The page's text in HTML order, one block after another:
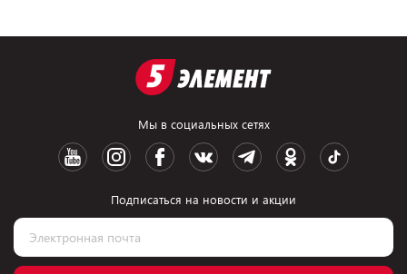
Мы в социальных сетях
Подписаться на новости и акции